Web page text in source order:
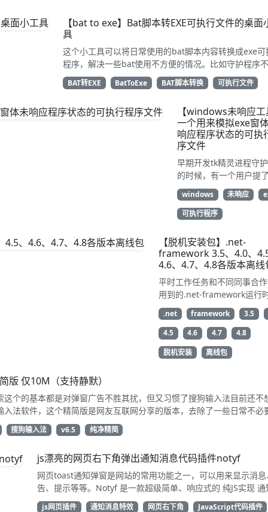
【bat to exe】Bat脚本转EXE可执行文件的桌面
具
这个小工具可以将日常使用的bat脚本内容转换成exe可
程序，解决一些bat使用不方便的情况。比如守护程序
bat时 便可以通过本工具将脚本转换为exe，然后就可以
监护了；部分需要外部环境调用cmd脚本的可能会有点
BAT转EXE BatToExe BAT脚本转换 可执行文件
【windows未响应工
一个用来模拟exe窗
响应程序状态的可执
序文件
早期开发tk精灵进程守
的时候，有一个用户提
监视应用未响应状态执行
重启的功能需求，最开始
开发测试时需要进程复现
程序这种状态出现的时机
可遇不可求，导致每次功
证和测试都比较麻烦，于
自己花了点时间写了个
直接未响应的exe，用
进程的未响应状态给tk
视重启功能测试验证。
windows 未响应
可执行程序
【脱机安装包】.net-
framework 3.5、4.0、4.5
4.6、4.7、4.8各版本离线
平时工作任务和不同同事合
用到的.net-framework运行
常不同，部署项目时需要不
户端上安装各个不同的版本
每次去找安装包都需要花时间
一个找，索性直接把所有版本
载好了整理放到了一起方便以
4.8各个版本发布的的运行时
装包
.net framework 3.5
4.5
4.6 4.7
4.8
脱机安装
离线包
版 仅10M（支持静默）
这个的基本都是对弹窗广告不胜其扰，但又习惯了搜狗输入法目前还不
入法软件，这个精简版是网友互联网分享的版本，去除了一些日常不必
及广告相关模块，使用比较安静，下载安装前请自行杀一下毒
搜狗输入法 v6.5 纯净精简
js漂亮的网页右下角弹出通知消息代码插件notyf
网页toast通知弹窗是网站的常用功能之一，可以用来显示消息
告、提示等等。Notyf 是一款超级简单、响应式的 纯JS实现 通
件，不依赖外部jQuery插件库，可以独立嵌入网页使用。赶紧
js网页插件 通知消息特效 网页右下角 JavaScript代码插件